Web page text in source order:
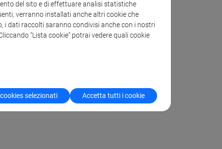
del sito e di effettuare analisi statistiche
verranno installati anche altri cookie che
i dati raccolti saranno condivisi anche con i nostri
“Lista cookie” potrai vedere quali cookie
selezionati Accetta tutti i cookie